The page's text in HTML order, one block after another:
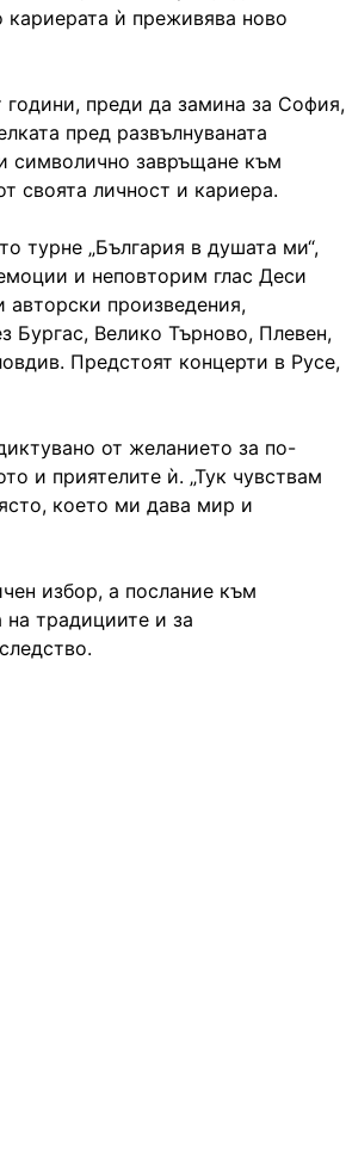
кариерата ѝ преживява ново
преди да замина за София,
пред развълнуваната
символично завръщане към
своята личност и кариера.
турне „България в душата ми“,
и неповторим глас Деси
авторски произведения,
Бургас, Велико Търново, Плевен,
Предстоят концерти в Русе,
от желанието за по-
и приятелите ѝ. „Тук чувствам
което ми дава мир и
избор, а послание към
на традициите и за